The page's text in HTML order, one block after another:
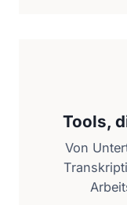
Tools,
Von